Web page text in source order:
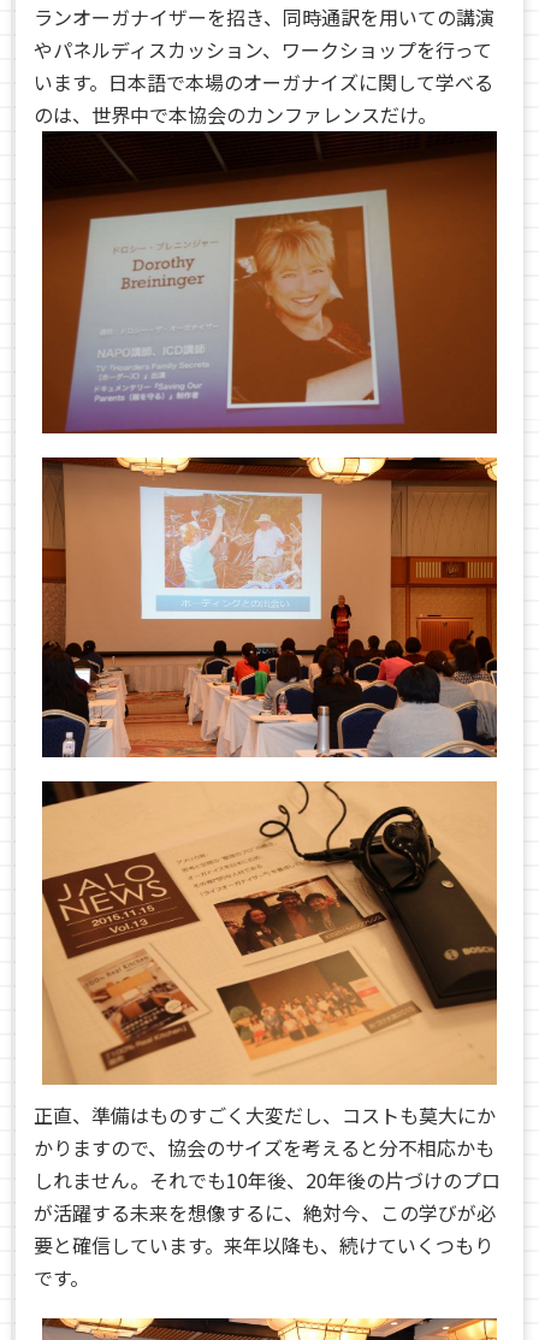
ランオーガナイザーを招き、同時通訳を用いての講演
やパネルディスカッション、ワークショップを行って
います。日本語で本場のオーガナイズに関して学べる
のは、世界中で本協会のカンファレンスだけ。
正直、準備はものすごく大変だし、コストも莫大にか
かりますので、協会のサイズを考えると分不相応かも
しれません。それでも10年後、20年後の片づけのプロ
が活躍する未来を想像するに、絶対今、この学びが必
要と確信しています。来年以降も、続けていくつもり
です。